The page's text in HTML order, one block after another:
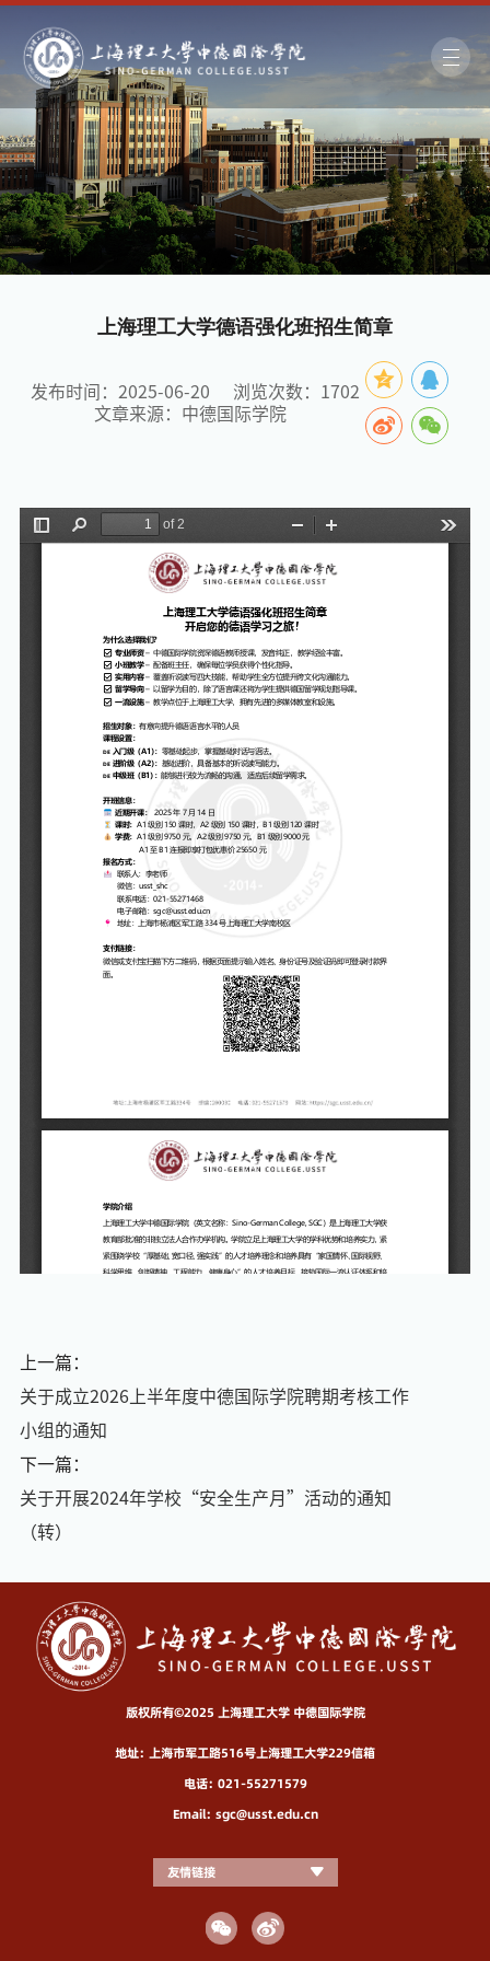
上海理工大学德语强化班招生简章
发布时间：2025-06-20 浏览次数：
1702
文章来源：中德国际学院
上一篇：
关于成立2026上半年度中德国际学院聘期考核工作
小组的通知
下一篇：
关于开展2024年学校“安全生产月”活动的通知
（转）
版权所有©2025 上海理工大学 中德国际学院
地址：上海市军工路516号上海理工大学229信箱
电话：021-55271579
Email：sgc@usst.edu.cn
友情链接